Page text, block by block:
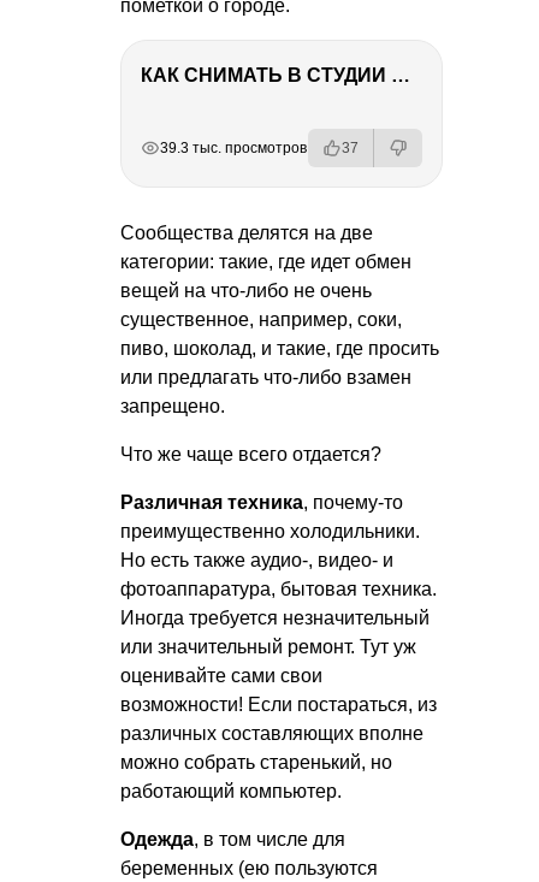
пометкой о городе.
КАК СНИМАТЬ В СТУДИИ СО ВСПЫШКАМИ
39.3 тыс. просмотров 37
Сообщества делятся на две
категории: такие, где идет обмен
вещей на что-либо не очень
существенное, например, соки,
пиво, шоколад, и такие, где просить
или предлагать что-либо взамен
запрещено.
Что же чаще всего отдается?
Различная техника, почему-то
преимущественно холодильники.
Но есть также аудио-, видео- и
фотоаппаратура, бытовая техника.
Иногда требуется незначительный
или значительный ремонт. Тут уж
оценивайте сами свои
возможности! Если постараться, из
различных составляющих вполне
можно собрать старенький, но
работающий компьютер.
Одежда, в том числе для
беременных (ею пользуются